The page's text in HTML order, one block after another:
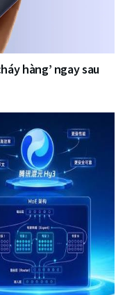
hàng’ ngay sau